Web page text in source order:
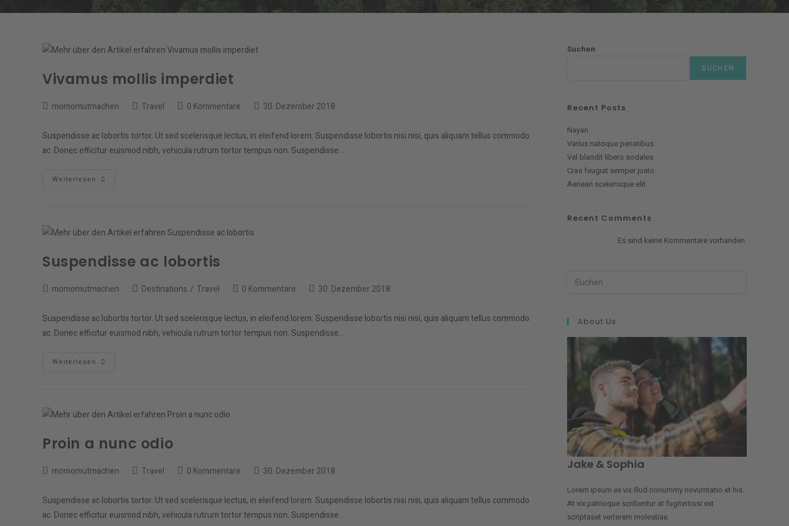
Vivamus mollis imperdiet
Beitrags-
momomutmachen
Beitrags-
Travel
Beitrags-
0 Kommentare
Beitrag
geändert
am:
30. Dezember 2018
Suspendisse ac lobortis tortor. Ut sed scelerisque lectus, in eleifend lorem. Suspendisse lobortis nisi nisi, quis aliquam tellus commodo
ac. Donec efficitur euismod nibh, vehicula rutrum tortor tempus non. Suspendisse…
Weiterlesen Vivamus
Suspendisse ac lobortis
Beitrags-
momomutmachen
Beitrags-
Destinations / Travel
Beitrags-
0 Kommentare
Beitrag
geändert
am:
30. Dezember 2018
Suspendisse ac lobortis tortor. Ut sed scelerisque lectus, in eleifend lorem. Suspendisse lobortis nisi nisi, quis aliquam tellus commodo
ac. Donec efficitur euismod nibh, vehicula rutrum tortor tempus non. Suspendisse…
Weiterlesen Suspendisse
Proin a nunc odio
Beitrags-
momomutmachen
Beitrags-
Travel
Beitrags-
0 Kommentare
Beitrag
geändert
30. Dezember 2018
Suspendisse ac lobortis tortor. Ut sed scelerisque lectus, in eleifend lorem. Suspendisse lobortis nisi nisi, quis aliquam tellus commodo
ac. Donec efficitur euismod nibh, vehicula rutrum tortor tempus non. Suspendisse…
Suchen
SUCHEN
Recent Posts
Nayan
Varius natoque penatibus
Vel blandit libero sodales
Cras feugiat semper justo
Aenean scelerisque elit
Recent Comments
Es sind keine Kommentare vorhanden.
About Us
Jake & Sophia
Lorem ipsum ex vix illud nonummy novumtatio et his.
At vix patrioque scribentur at fugitertissi ext
scriptaset verterem molestiae.